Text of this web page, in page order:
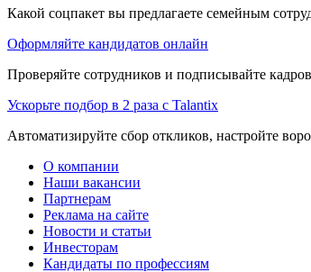
Какой соцпакет вы предлагаете семейным
Оформляйте кандидатов онлайн
Проверяйте сотрудников и подписывайте
Ускорьте подбор в 2 раза с Talantix
Автоматизируйте сбор откликов, настройте
О компании
Наши вакансии
Партнерам
Реклама на сайте
Новости и статьи
Инвесторам
Кандидаты по профессиям